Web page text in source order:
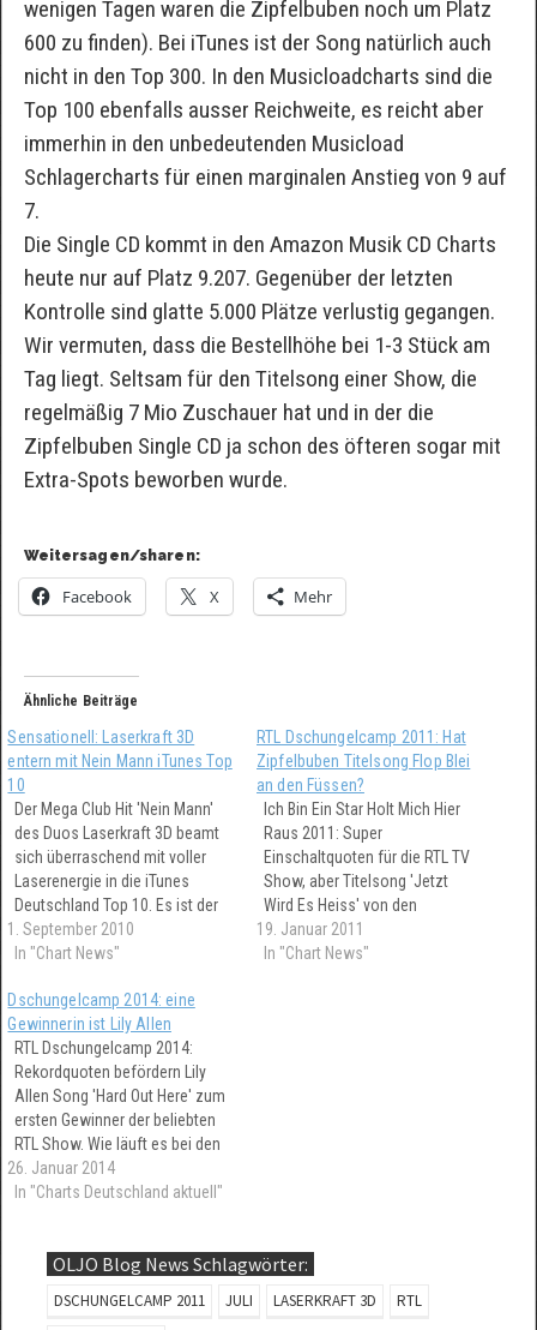
wenigen Tagen waren die Zipfelbuben noch um Platz
600 zu finden). Bei iTunes ist der Song natürlich auch
nicht in den Top 300. In den Musicloadcharts sind die
Top 100 ebenfalls ausser Reichweite, es reicht aber
immerhin in den unbedeutenden Musicload
Schlagercharts für einen marginalen Anstieg von 9 auf
7.
Die Single CD kommt in den Amazon Musik CD Charts
heute nur auf Platz 9.207. Gegenüber der letzten
Kontrolle sind glatte 5.000 Plätze verlustig gegangen.
Wir vermuten, dass die Bestellhöhe bei 1-3 Stück am
Tag liegt. Seltsam für den Titelsong einer Show, die
regelmäßig 7 Mio Zuschauer hat und in der die
Zipfelbuben Single CD ja schon des öfteren sogar mit
Extra-Spots beworben wurde.
Weitersagen/sharen:
Facebook X Mehr
Ähnliche Beiträge
Sensationell: Laserkraft 3D
entern mit Nein Mann iTunes Top
10
Der Mega Club Hit 'Nein Mann'
des Duos Laserkraft 3D beamt
sich überraschend mit voller
Laserenergie in die iTunes
Deutschland Top 10. Es ist der
erste Chart Hit für Laserkraft
3D überhaupt. Update: Leise
Chartplatzierung von Nein
Mann. Ist da was dran?
1. September 2010
In "Chart News"
RTL Dschungelcamp 2011: Hat
Zipfelbuben Titelsong Flop Blei
an den Füssen?
Ich Bin Ein Star Holt Mich Hier
Raus 2011: Super
Einschaltquoten für die RTL TV
Show, aber Titelsong 'Jetzt
Wird Es Heiss' von den
Zipfelbuben trotzdem auf
Flopkurs? Zipfelbuben
19. Januar 2011
In "Chart News"
Dschungelcamp 2014: eine
Gewinnerin ist Lily Allen
RTL Dschungelcamp 2014:
Rekordquoten befördern Lily
Allen Song 'Hard Out Here' zum
ersten Gewinner der beliebten
RTL Show. Wie läuft es bei den
Dschungelcamp Kandidaten
aus dem Musikbereich? Macht
Angelini mit Rapschlager bald
isn mit 'Ich Bin ein…
26. Januar 2014
In "Charts Deutschland aktuell"
OLJO Blog News Schlagwörter:
DSCHUNGELCAMP 2011 JULI LASERKRAFT 3D
RTL